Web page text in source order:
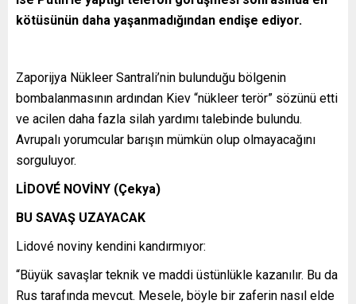
kötüsünün daha yaşanmadığından endişe ediyor.
Zaporijya Nükleer Santrali’nin bulunduğu bölgenin
bombalanmasının ardından Kiev “nükleer terör” sözünü etti
ve acilen daha fazla silah yardımı talebinde bulundu.
Avrupalı yorumcular barışın mümkün olup olmayacağını
sorguluyor.
LİDOVÉ NOVİNY (Çekya)
BU SAVAŞ UZAYACAK
Lidové noviny kendini kandırmıyor:
“Büyük savaşlar teknik ve maddi üstünlükle kazanılır. Bu da
Rus tarafında mevcut. Mesele, böyle bir zaferin nasıl elde